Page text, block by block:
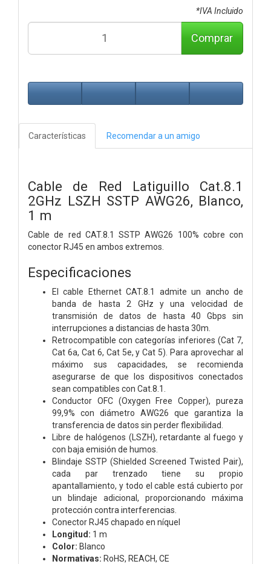
*IVA Incluido
Comprar
Características Recomendar a un amigo
Cable de Red Latiguillo Cat.8.1
2GHz LSZH SSTP AWG26, Blanco,
1 m
Cable de red CAT.8.1 SSTP AWG26 100% cobre con
conector RJ45 en ambos extremos.
Especificaciones
El cable Ethernet CAT.8.1 admite un ancho de
banda de hasta 2 GHz y una velocidad de
transmisión de datos de hasta 40 Gbps sin
interrupciones a distancias de hasta 30m.
Retrocompatible con categorías inferiores (Cat 7,
Cat 6a, Cat 6, Cat 5e, y Cat 5). Para aprovechar al
máximo sus capacidades, se recomienda
asegurarse de que los dispositivos conectados
sean compatibles con Cat.8.1.
Conductor OFC (Oxygen Free Copper), pureza
99,9% con diámetro AWG26 que garantiza la
transferencia de datos sin perder flexibilidad.
Libre de halógenos (LSZH), retardante al fuego y
con baja emisión de humos.
Blindaje SSTP (Shielded Screened Twisted Pair),
cada par trenzado tiene su propio
apantallamiento, y todo el cable está cubierto por
un blindaje adicional, proporcionando máxima
protección contra interferencias.
Conector RJ45 chapado en níquel
Longitud: 1 m
Color: Blanco
Normativas: RoHS, REACH, CE